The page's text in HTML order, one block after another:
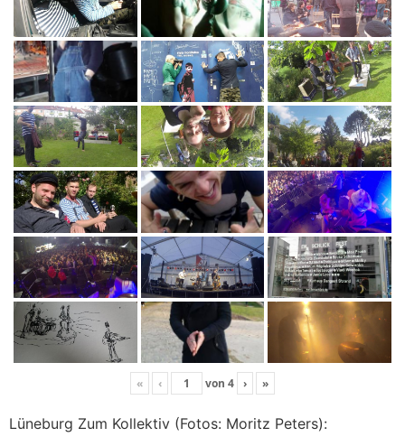
« ‹ von 4 › »
Lüneburg Zum Kollektiv (Fotos: Moritz Peters):